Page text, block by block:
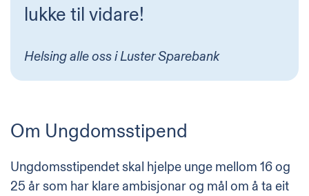
lukke til vidare!
Helsing alle oss i Luster Sparebank
Om Ungdomsstipend
Ungdomsstipendet skal hjelpe unge mellom 16 og
25 år som har klare ambisjonar og mål om å ta eit